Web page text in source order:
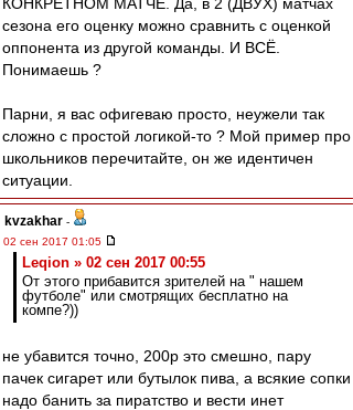
сезона его оценку можно сравнить с оценкой
оппонента из другой команды. И ВСЁ.
Понимаешь ?
Парни, я вас офигеваю просто, неужели так
сложно с простой логикой-то ? Мой пример про
школьников перечитайте, он же идентичен
ситуации.
kvzakhar -
02 сен 2017 01:05
Leqion » 02 сен 2017 00:55
От этого прибавится зрителей на " нашем
футболе" или смотрящих бесплатно на
компе?))
не убавится точно, 200р это смешно, пару
пачек сигарет или бутылок пива, а всякие сопки
надо банить за пиратство и вести инет